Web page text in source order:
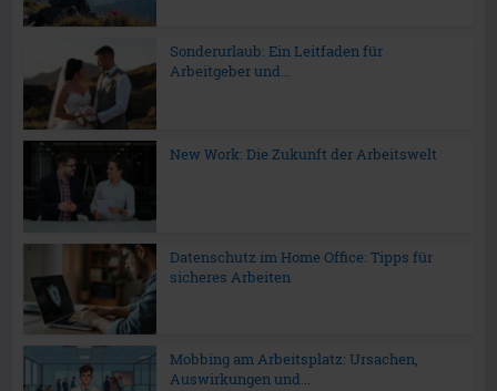
Sonderurlaub: Ein Leitfaden für
Arbeitgeber und...
New Work: Die Zukunft der Arbeitswelt
Datenschutz im Home Office: Tipps für
sicheres Arbeiten
Mobbing am Arbeitsplatz: Ursachen,
Auswirkungen und...